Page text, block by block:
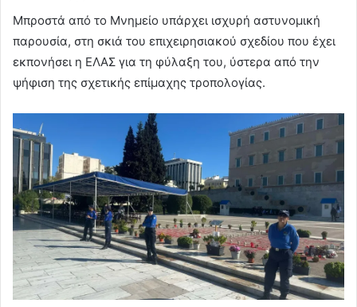
Μπροστά από το Μνημείο υπάρχει ισχυρή αστυνομική
παρουσία, στη σκιά του επιχειρησιακού σχεδίου που έχει
εκπονήσει η ΕΛΑΣ για τη φύλαξη του, ύστερα από την
ψήφιση της σχετικής επίμαχης τροπολογίας.